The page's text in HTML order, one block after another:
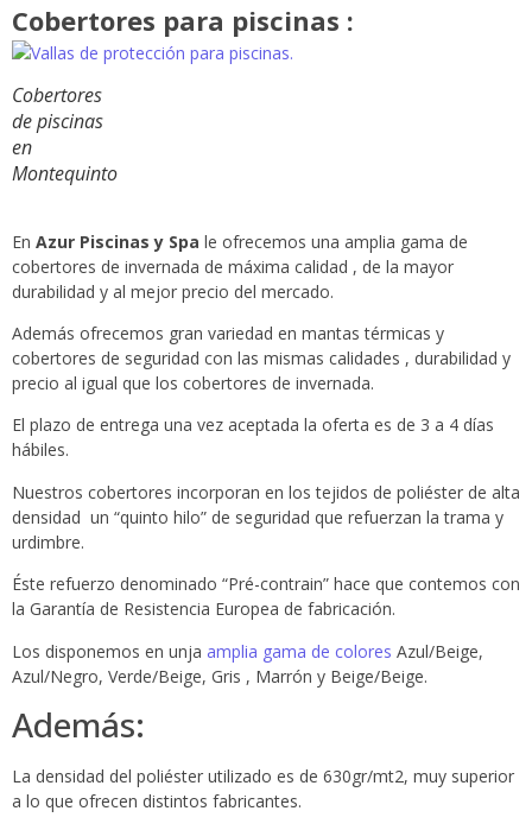
Cobertores para piscinas :
Cobertores
de piscinas
en
Montequinto
En Azur Piscinas y Spa le ofrecemos una amplia gama de
cobertores de invernada de máxima calidad , de la mayor
durabilidad y al mejor precio del mercado.
Además ofrecemos gran variedad en mantas térmicas y
cobertores de seguridad con las mismas calidades , durabilidad y
precio al igual que los cobertores de invernada.
El plazo de entrega una vez aceptada la oferta es de 3 a 4 días
hábiles.
Nuestros cobertores incorporan en los tejidos de poliéster de alta
densidad un “quinto hilo” de seguridad que refuerzan la trama y
urdimbre.
Éste refuerzo denominado “Pré-contrain” hace que contemos con
la Garantía de Resistencia Europea de fabricación.
Los disponemos en unja amplia gama de colores Azul/Beige,
Azul/Negro, Verde/Beige, Gris , Marrón y Beige/Beige.
Además:
La densidad del poliéster utilizado es de 630gr/mt2, muy superior
a lo que ofrecen distintos fabricantes.